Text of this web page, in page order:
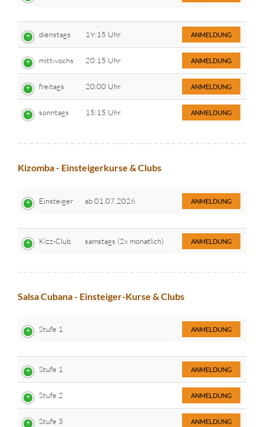
dienstags 19:15 Uhr ANMELDUNG
mittwochs 20:15 Uhr ANMELDUNG
freitags 20:00 Uhr ANMELDUNG
sonntags 15:15 Uhr ANMELDUNG
Kizomba - Einsteigerkurse & Clubs
Einsteiger ab 01.07.2026 ANMELDUNG
Kizz-Club samstags (2x monatlich) ANMELDUNG
Salsa Cubana - Einsteiger-Kurse & Clubs
Stufe 1 ANMELDUNG
Stufe 1 ANMELDUNG
Stufe 2 ANMELDUNG
Stufe 3 ANMELDUNG